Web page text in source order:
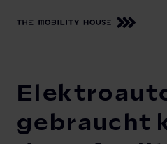
Lösungen und Services
gebraucht